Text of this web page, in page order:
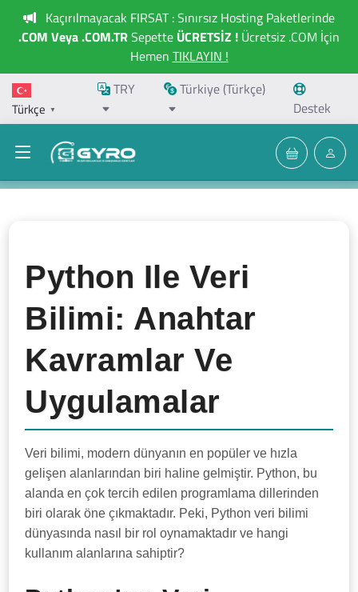
Kaçırılmayacak FIRSAT : Sınırsız Hosting Paketlerinde
.COM Veya .COM.TRSepette ÜCRETSİZ ! Ücretsiz .COM İçin
Hemen TIKLAYIN !
Türkçe ▼
TRY
Türkiye (Türkçe)
Destek
Python Ile Veri
Bilimi: Anahtar
Kavramlar Ve
Uygulamalar
Veri bilimi, modern dünyanın en popüler ve hızla
gelişen alanlarından biri haline gelmiştir. Python, bu
alanda en çok tercih edilen programlama dillerinden
biri olarak öne çıkmaktadır. Peki, Python veri bilimi
dünyasında nasıl bir rol oynamaktadır ve hangi
kullanım alanlarına sahiptir?